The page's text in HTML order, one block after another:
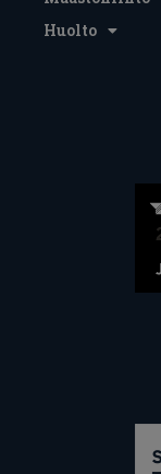
Huolto